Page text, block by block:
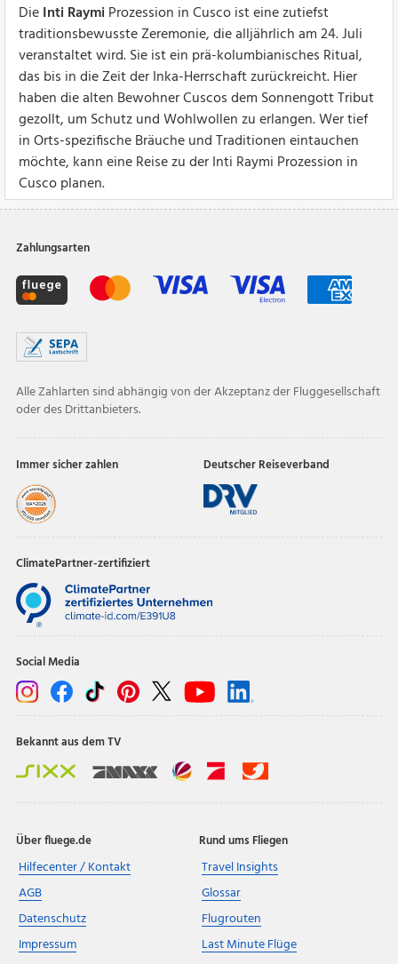
DieInti Raymi Prozession in Cusco ist eine zutiefst
traditionsbewusste Zeremonie, die alljährlich am 24. Juli
veranstaltet wird. Sie ist ein prä-kolumbianisches Ritual,
das bis in die Zeit der Inka-Herrschaft zurückreicht. Hier
haben die alten Bewohner Cuscos dem Sonnengott Tribut
gezollt, um Schutz und Wohlwollen zu erlangen. Wer tief
in Orts-spezifische Bräuche und Traditionen eintauchen
möchte, kann eine Reise zu der Inti Raymi Prozession in
Cusco planen.